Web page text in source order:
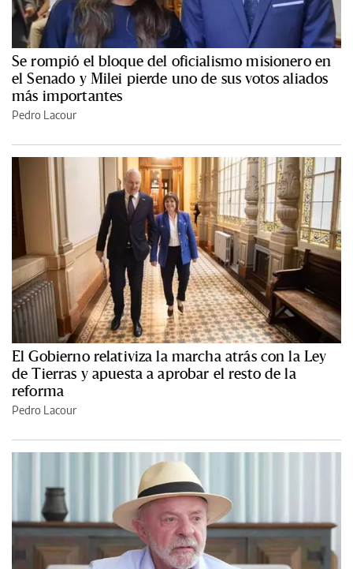
Se rompió el bloque del oficialismo misionero en
el Senado y Milei pierde uno de sus votos aliados
más importantes
Pedro Lacour
El Gobierno relativiza la marcha atrás con la Ley
de Tierras y apuesta a aprobar el resto de la
reforma
Pedro Lacour